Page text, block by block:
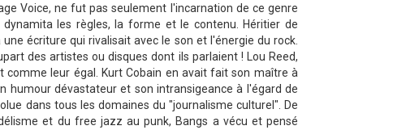
Voice, ne fut pas seulement l'incarnation de ce genre
les règles, la forme et le contenu. Héritier de
écriture qui rivalisait avec le son et l'énergie du rock.
des artistes ou disques dont ils parlaient ! Lou Reed,
comme leur égal. Kurt Cobain en avait fait son maître à
humour dévastateur et son intransigeance à l'égard de
dans tous les domaines du "journalisme culturel". De
et du free jazz au punk, Bangs a vécu et pensé